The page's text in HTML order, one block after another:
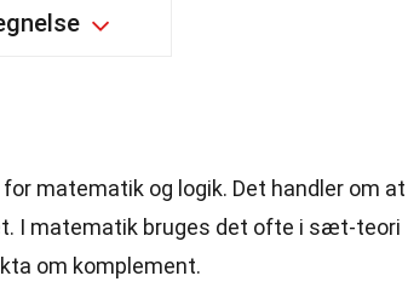
matematik og logik. Det handler om at
I matematik bruges det ofte i sæt-teori
om komplement.